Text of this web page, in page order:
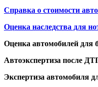
Справка о стоимости
Оценка наследства для
Оценка автомобилей для
Автоэкспертиза после
Экспертиза автомобиля